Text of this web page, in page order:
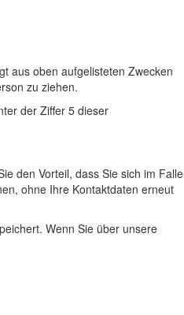
aus oben aufgelisteten Zwecken
zu ziehen.
der Ziffer 5 dieser
den Vorteil, dass Sie sich im Falle
ohne Ihre Kontaktdaten erneut
Wenn Sie über unsere